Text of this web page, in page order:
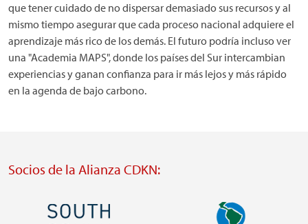
que tener cuidado de no dispersar demasiado sus recursos y al
mismo tiempo asegurar que cada proceso nacional adquiere el
aprendizaje más rico de los demás. El futuro podría incluso ver
una "Academia MAPS", donde los países del Sur intercambian
experiencias y ganan confianza para ir más lejos y más rápido
en la agenda de bajo carbono.
Socios de la Alianza CDKN:
Imagen Imagen